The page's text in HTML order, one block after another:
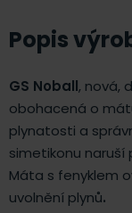
Popis
GS Noball, nová,
obohacená o
plynatosti a
simetikonu naruší
Máta s fenyklem
uvolnění plynů.